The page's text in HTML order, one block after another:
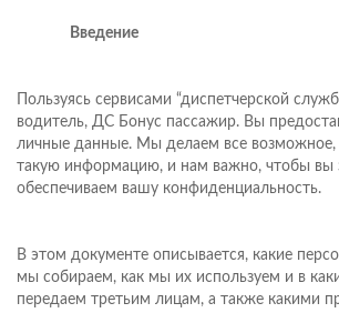
Введение
Пользуясь сервисами “диспетчерской
водитель, ДС Бонус пассажир. Вы
личные данные. Мы делаем все возможное,
такую информацию, и нам важно, чтобы вы
обеспечиваем вашу конфиденциальность.
В этом документе описывается, какие
мы собираем, как мы их используем и в
передаем третьим лицам, а также какими